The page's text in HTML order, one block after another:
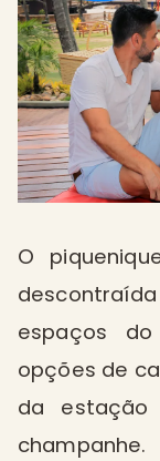
O
espaços
opções de
da
champanhe.